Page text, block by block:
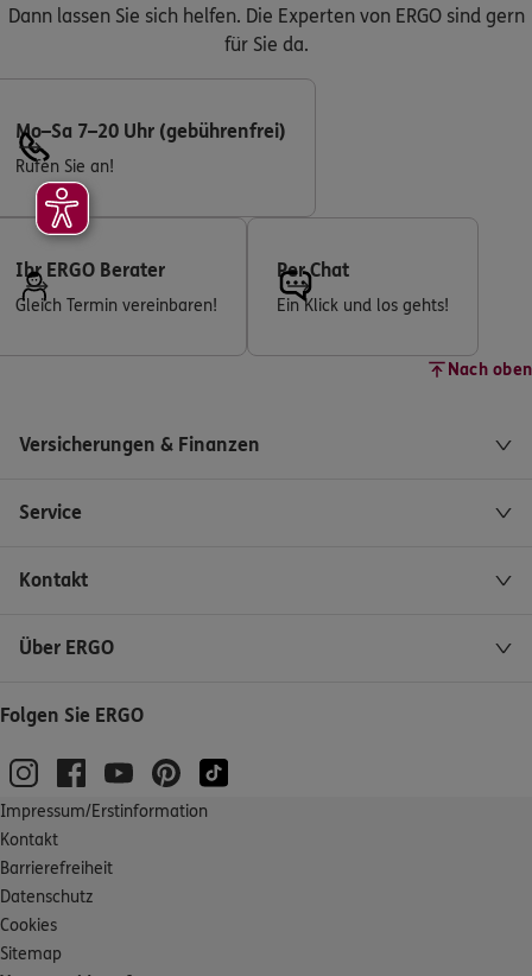
Dann lassen Sie sich helfen. Die Experten von ERGO sind gern
für Sie da.
Mo–Sa 7–20 Uhr (gebührenfrei)
Rufen Sie an!
Ihr ERGO Berater
Gleich Termin vereinbaren!
Per Chat
Ein Klick und los gehts!
Nach oben
Versicherungen & Finanzen
Service
Kontakt
Über ERGO
Folgen Sie ERGO
Impressum/Erstinformation
Kontakt
Barrierefreiheit
Datenschutz
Cookies
Sitemap